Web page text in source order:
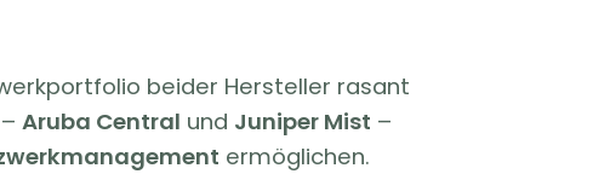
beider Hersteller rasant
–Aruba Central und Juniper Mist –
ermöglichen.